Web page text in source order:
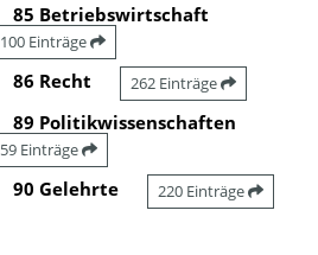
85 Betriebswirtschaft
100 Einträge
86 Recht 262 Einträge
89 Politikwissenschaften
59 Einträge
90 Gelehrte 220 Einträge